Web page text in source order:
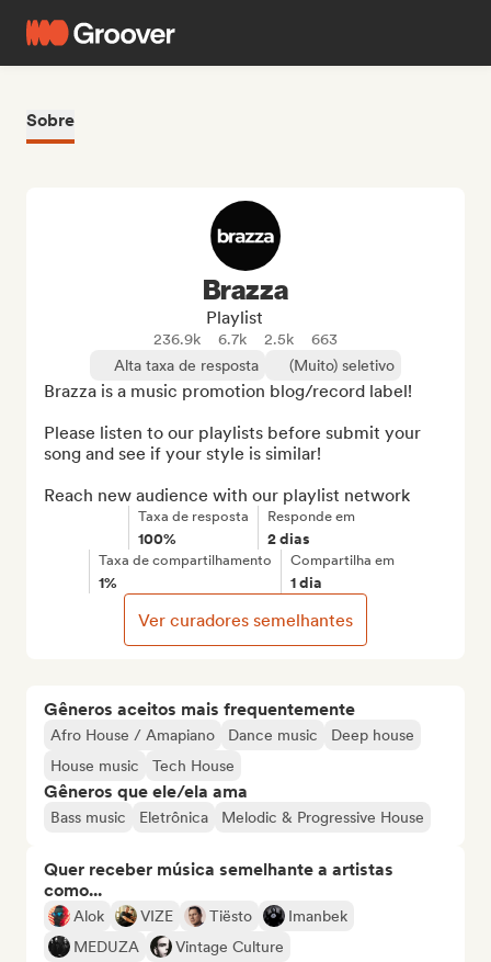
Sobre
Gêneros aceitos mais frequentemente
Afro House / Amapiano Dance music
Deep house
House music
Tech House
Gêneros que ele/ela ama
Bass music Eletrônica Melodic & Progressive House
Quer receber música semelhante a artistas
como...
Alok VIZE Tiësto
Imanbek
MEDUZA
Vintage Culture
Brazza
Playlist
236.9k 6.7k 2.5k
663
Alta taxa de resposta
(Muito) seletivo
Brazza is a music promotion blog/record label!
Please listen to our playlists before submit your
song and see if your style is similar!
Reach new audience with our playlist network
Taxa de resposta
100%
Responde em
2 dias
Taxa de compartilhamento
1%
Compartilha em
1 dia
Ver curadores semelhantes